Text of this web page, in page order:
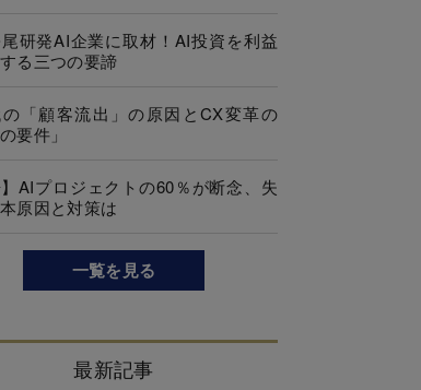
研発AI企業に取材！AI投資を利益
る三つの要諦
「顧客流出」の原因とCX変革の
要件」
】AIプロジェクトの60％が断念、失
原因と対策は
一覧を見る
最新記事